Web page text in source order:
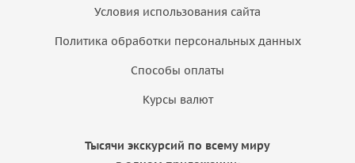
Условия использования сайта
Политика обработки персональных данных
Способы оплаты
Курсы валют
Тысячи экскурсий по всему миру